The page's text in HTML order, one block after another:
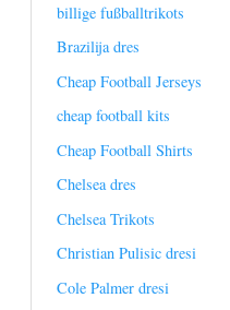
billige fußballtrikots
Brazilija dres
Cheap Football Jerseys
cheap football kits
Cheap Football Shirts
Chelsea dres
Chelsea Trikots
Christian Pulisic dresi
Cole Palmer dresi